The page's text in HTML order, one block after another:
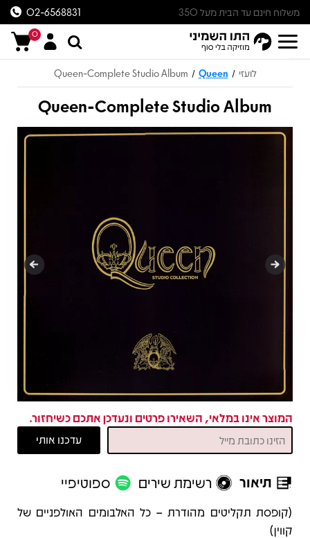
משלוח חינם עד הבית מעל 350
ש״ח
02-6568831
0
לועזי /
Queen
/
Queen-Complete Studio Album
Queen-Complete Studio Album
המוצר אינו במלאי, השאירו פרטים ונעדכן אתכם כשיחזור.
תיאור רשימת שירים ספוטיפיי
תיאור
(קופסת תקליטים מהודרת – כל האלבומים האולפניים של
קווין)